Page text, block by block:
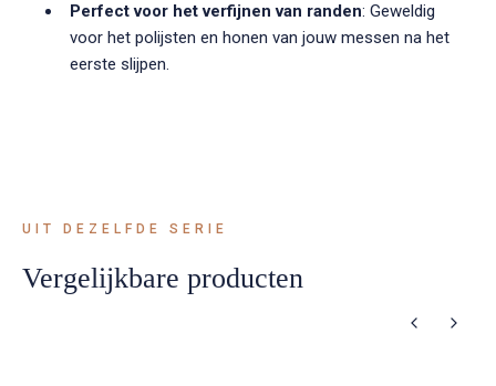
Perfect voor het verfijnen van randen: Geweldig
voor het polijsten en honen van jouw messen na het
eerste slijpen.
UIT DEZELFDE SERIE
Vergelijkbare producten